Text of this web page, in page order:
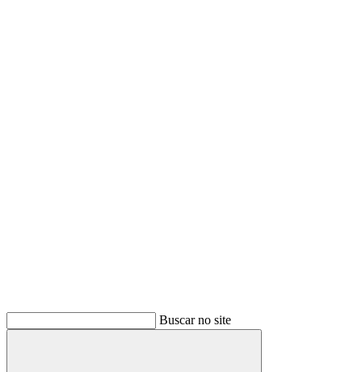
Buscar no site